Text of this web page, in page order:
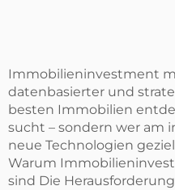
Immobilieninvestment
datenbasierter und
besten Immobilien
sucht – sondern wer
neue Technologien
Warum
sind Die